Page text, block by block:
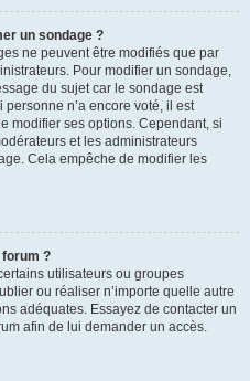
un sondage ?
ne peuvent être modifiés que par
Pour modifier un sondage,
du sujet car le sondage est
n’a encore voté, il est
modifier ses options. Cependant, si
et les administrateurs
Cela empêche de modifier les
forum ?
utilisateurs ou groupes
ou réaliser n’importe quelle autre
adéquates. Essayez de contacter un
afin de lui demander un accès.